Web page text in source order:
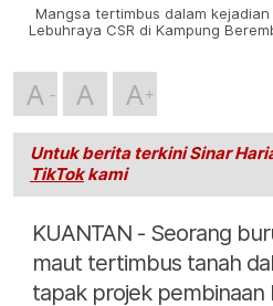
Mangsa tertimbus dalam
Lebuhraya CSR di Kampung
A A A
Untuk berita terkini Sinar
TikTokkami
KUANTAN - Seorang
maut tertimbus tanah
tapak projek pembinaan